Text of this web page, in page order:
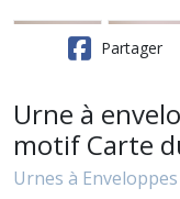
Partager
Urne à
motif Carte
Urnes à Enveloppes